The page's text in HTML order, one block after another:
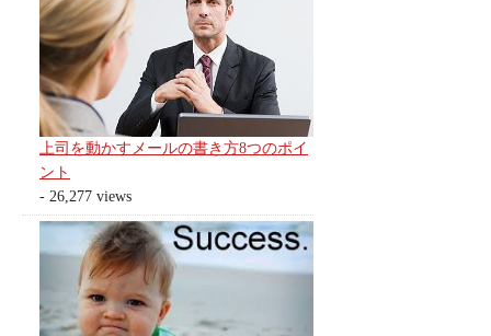
上司を動かすメールの書き方8つのポイ
ント
- 26,277 views